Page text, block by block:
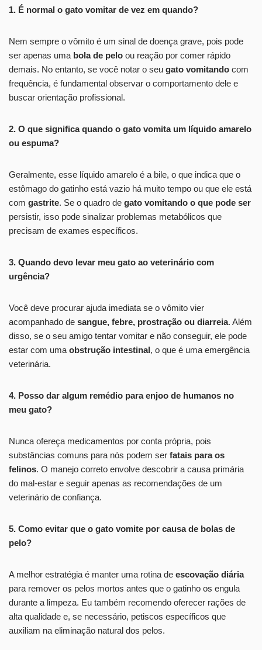
1. É normal o gato vomitar de vez em quando?
Nem sempre o vômito é um sinal de doença grave, pois pode
ser apenas uma bola de pelo ou reação por comer rápido
demais. No entanto, se você notar o seu gato vomitando com
frequência, é fundamental observar o comportamento dele e
buscar orientação profissional.
2. O que significa quando o gato vomita um líquido amarelo
ou espuma?
Geralmente, esse líquido amarelo é a bile, o que indica que o
estômago do gatinho está vazio há muito tempo ou que ele está
com gastrite. Se o quadro de gato vomitando o que pode ser
persistir, isso pode sinalizar problemas metabólicos que
precisam de exames específicos.
3. Quando devo levar meu gato ao veterinário com
urgência?
Você deve procurar ajuda imediata se o vômito vier
acompanhado de sangue, febre, prostração ou diarreia. Além
disso, se o seu amigo tentar vomitar e não conseguir, ele pode
estar com uma obstrução intestinal, o que é uma emergência
veterinária.
4. Posso dar algum remédio para enjoo de humanos no
meu gato?
Nunca ofereça medicamentos por conta própria, pois
substâncias comuns para nós podem ser fatais para os
felinos. O manejo correto envolve descobrir a causa primária
do mal-estar e seguir apenas as recomendações de um
veterinário de confiança.
5. Como evitar que o gato vomite por causa de bolas de
pelo?
A melhor estratégia é manter uma rotina de escovação diária
para remover os pelos mortos antes que o gatinho os engula
durante a limpeza. Eu também recomendo oferecer rações de
alta qualidade e, se necessário, petiscos específicos que
auxiliam na eliminação natural dos pelos.